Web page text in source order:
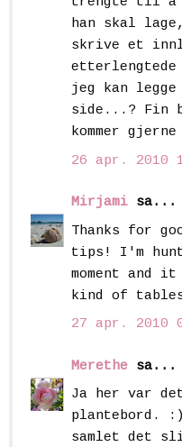
han skal
skrive et
etterlengtede
jeg kan
side...? Fin
kommer
26 apr. 2010
Mirjami sa...
Thanks for
tips! I'm
moment and
kind of
27 apr. 2010
Merethe sa...
Ja her var
plantebord.
samlet det